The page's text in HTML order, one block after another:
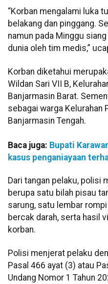
“Korban mengalami luka
belakang dan pinggang.
namun pada Minggu
dunia oleh tim medis,”
Korban diketahui
Wildan Sari VII B,
Banjarmasin Barat.
sebagai warga Kelurahan
Banjarmasin Tengah.
Baca juga: Bupati
kasus penganiayaan
Dari tangan pelaku, polisi
berupa satu bilah pisau
sarung, satu lembar
bercak darah, serta hasil
korban.
Polisi menjerat pelaku
Pasal 466 ayat (3) atau
Undang Nomor 1 Tahun